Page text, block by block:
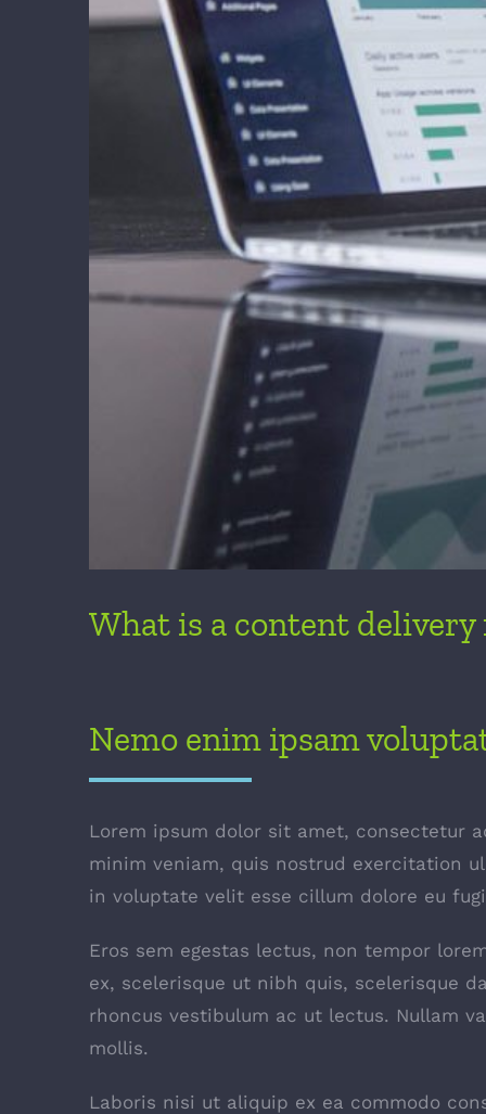
What is a content
Nemo enim ipsam
Lorem ipsum dolor sit amet, consectetur
minim veniam, quis nostrud exercitation
in voluptate velit esse cillum dolore eu
Eros sem egestas lectus, non tempor
ex, scelerisque ut nibh quis, scelerisque
rhoncus vestibulum ac ut lectus. Nullam
mollis.
Laboris nisi ut aliquip ex ea commodo